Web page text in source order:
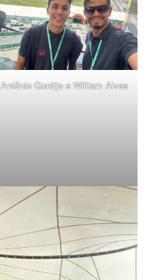
Antônio Gontijo e William Alves